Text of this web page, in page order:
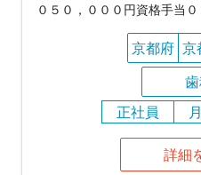
０５０，０００円資格手当
京都府 京
正社員
詳細